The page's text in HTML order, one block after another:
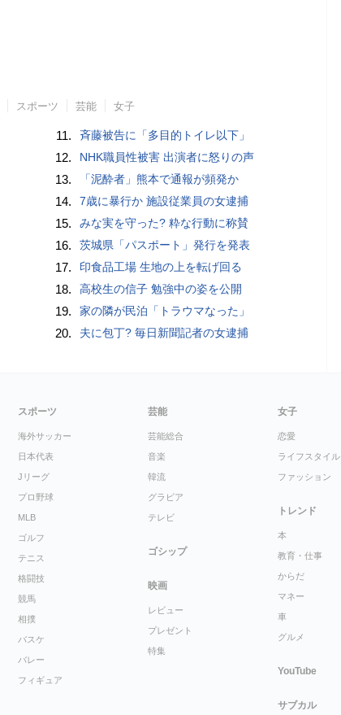
スポーツ 芸能 女子
11. 斉藤被告に「多目的トイレ以下」
12. NHK職員性被害 出演者に怒りの声
13. 「泥酔者」熊本で通報が頻発か
14. 7歳に暴行か 施設従業員の女逮捕
15. みな実を守った? 粋な行動に称賛
16. 茨城県「パスポート」発行を発表
17. 印食品工場 生地の上を転げ回る
18. 高校生の信子 勉強中の姿を公開
19. 家の隣が民泊「トラウマなった」
20. 夫に包丁? 毎日新聞記者の女逮捕
スポーツ
海外サッカー
日本代表
Jリーグ
プロ野球
MLB
ゴルフ
テニス
格闘技
競馬
相撲
バスケ
バレー
フィギュア
芸能
芸能総合
音楽
韓流
グラビア
テレビ
ゴシップ
映画
レビュー
プレゼント
特集
女子
恋愛
ライフスタイル
ファッション
トレンド
本
教育・仕事
からだ
マネー
車
グルメ
YouTube
サブカル